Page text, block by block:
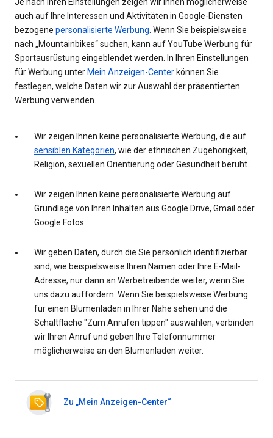
auch auf Ihre Interessen und Aktivitäten in Google-Diensten
bezogene personalisierte Werbung . Wenn Sie beispielsweise
nach „Mountainbikes“ suchen, kann auf YouTube Werbung für
Sportausrüstung eingeblendet werden. In Ihren Einstellungen
für Werbung unterMein Anzeigen-Centerkönnen Sie
festlegen, welche Daten wir zur Auswahl der präsentierten
Werbung verwenden.
Wir zeigen Ihnen keine personalisierte Werbung, die auf
sensiblen Kategorien, wie der ethnischen Zugehörigkeit,
Religion, sexuellen Orientierung oder Gesundheit beruht.
Wir zeigen Ihnen keine personalisierte Werbung auf
Grundlage von Ihren Inhalten aus Google Drive, Gmail oder
Google Fotos.
Wir geben Daten, durch die Sie persönlich identifizierbar
sind, wie beispielsweise Ihren Namen oder Ihre E-Mail-
Adresse, nur dann an Werbetreibende weiter, wenn Sie
uns dazu auffordern. Wenn Sie beispielsweise Werbung
für einen Blumenladen in Ihrer Nähe sehen und die
Schaltfläche "Zum Anrufen tippen" auswählen, verbinden
wir Ihren Anruf und geben Ihre Telefonnummer
möglicherweise an den Blumenladen weiter.
Zu „Mein Anzeigen-Center“